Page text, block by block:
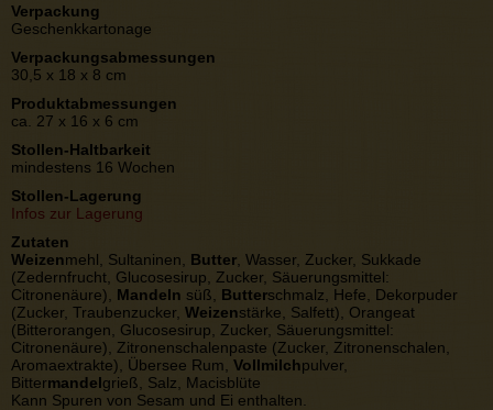
Verpackung
Geschenkkartonage
Verpackungsabmessungen
30,5 x 18 x 8 cm
Produktabmessungen
ca. 27 x 16 x 6 cm
Stollen-Haltbarkeit
mindestens 16 Wochen
Stollen-Lagerung
Infos zur Lagerung
Zutaten
Weizenmehl, Sultaninen, Butter , Wasser, Zucker, Sukkade
(Zedernfrucht, Glucosesirup, Zucker, Säuerungsmittel:
Citronenäure), Mandeln süß, Butterschmalz, Hefe, Dekorpuder
(Zucker, Traubenzucker, Weizenstärke, Salfett), Orangeat
(Bitterorangen, Glucosesirup, Zucker, Säuerungsmittel:
Citronenäure), Zitronenschalenpaste (Zucker, Zitronenschalen,
Aromaextrakte), Übersee Rum, Vollmilchpulver,
Bittermandelgrieß, Salz, Macisblüte
Kann Spuren von Sesam und Ei enthalten.